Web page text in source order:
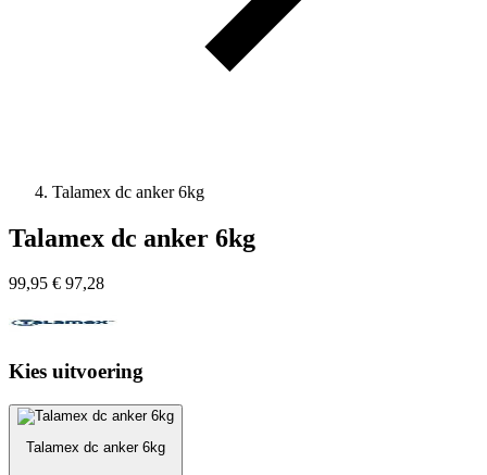
Talamex dc anker 6kg
Talamex dc anker 6kg
99,95 € 97,28
Kies uitvoering
Talamex dc anker 6kg